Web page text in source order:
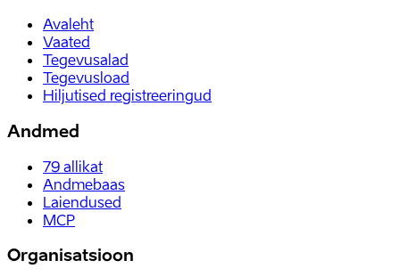
Avaleht
Vaated
Tegevusalad
Tegevusload
Hiljutised registreeringud
Andmed
79 allikat
Andmebaas
Laiendused
MCP
Organisatsioon